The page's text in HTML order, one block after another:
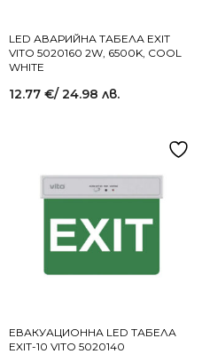
LED АВАРИЙНА ТАБЕЛА EXIT
VITO 5020160 2W, 6500K, COOL
WHITE
12.77 €/ 24.98 лв.
ЕВАКУАЦИОННА LED ТАБЕЛА
EXIT-10 VITO 5020140